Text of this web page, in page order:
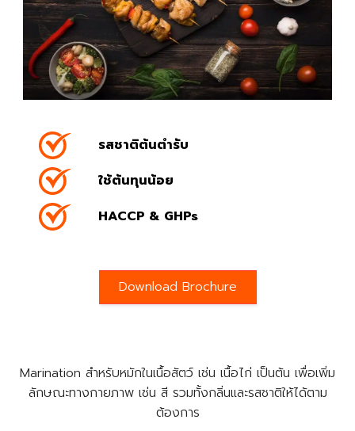
รสชาติต้นตำรับ
ใช้ต้นทุนน้อย
HACCP & GHPs
Download Brochure
Marination สำหรับหมักในเนื้อสัตว์ เช่น เนื้อไก่ เป็นต้น เพื่อเพิ่ม
ลักษณะทางกายภาพ เช่น สี รวมทั้งกลิ่นและรสชาติให้ได้ตาม
ต้องการ